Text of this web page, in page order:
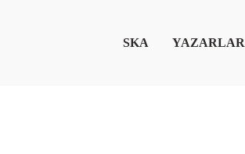
SKA YAZARLAR